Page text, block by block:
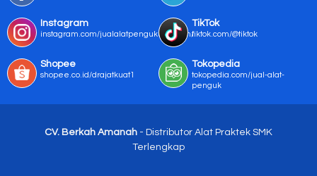
Instagram
instagram.com/jualalatpengukurmurah/
TikTok
tiktok.com/@tiktok
Shopee
shopee.co.id/drajatkuat1
Tokopedia
tokopedia.com/jual-alat-
penguk
CV. Berkah Amanah - Distributor Alat Praktek SMK
Terlengkap